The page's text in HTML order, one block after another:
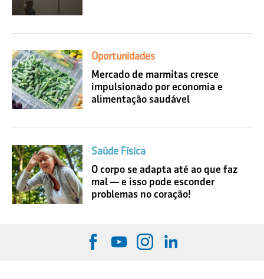
Oportunidades
Mercado de marmitas cresce
impulsionado por economia e
alimentação saudável
Saúde Física
O corpo se adapta até ao que faz
mal — e isso pode esconder
problemas no coração!